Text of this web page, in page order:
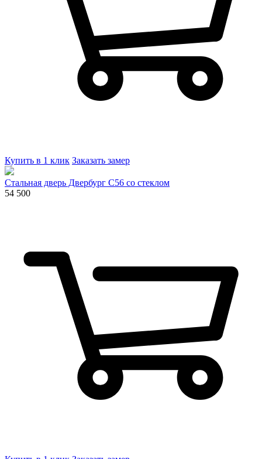
Купить в 1 клик Заказать замер
Стальная дверь Двербург С56 со стеклом
54 500